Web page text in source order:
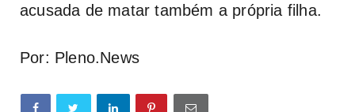
acusada de matar também a própria filha.
Por: Pleno.News